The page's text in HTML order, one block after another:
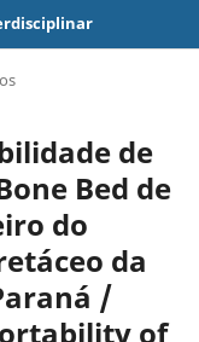
de
Bed de
do
da
/
of